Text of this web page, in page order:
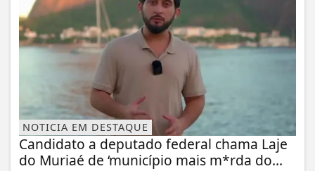
NOTICIA EM DESTAQUE
Candidato a deputado federal chama Laje
do Muriaé de ‘município mais m*rda do...